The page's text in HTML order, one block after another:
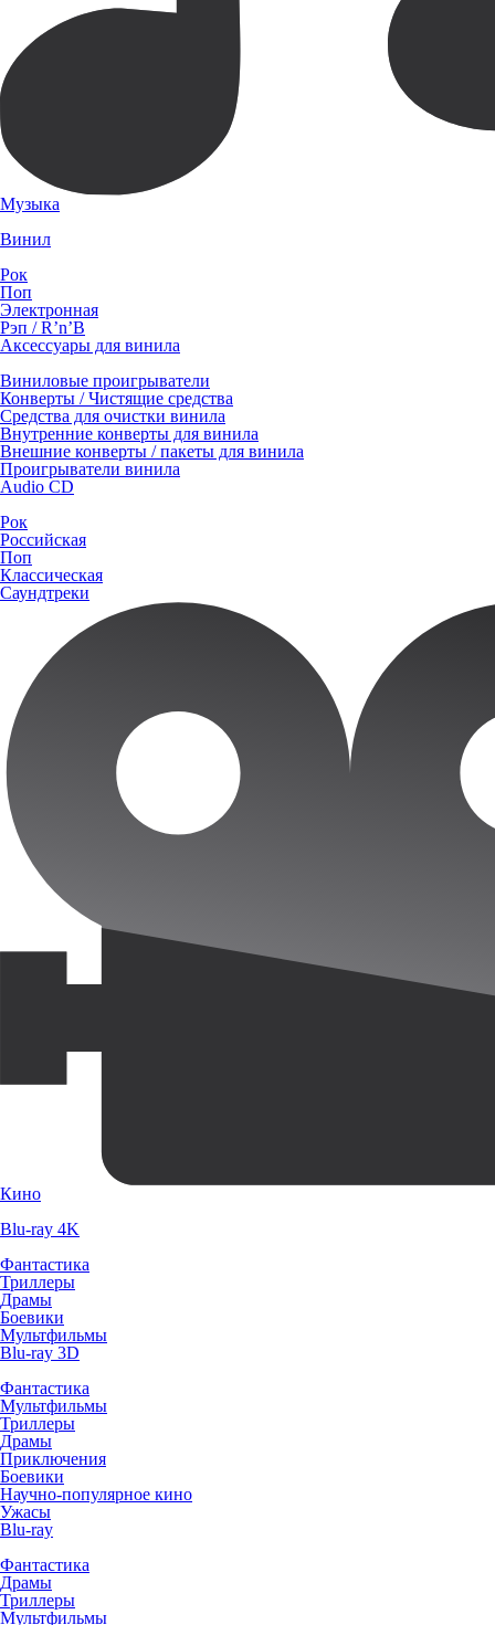
Музыка
Винил
Рок
Поп
Электронная
Рэп / R’n’B
Аксессуары для винила
Виниловые проигрыватели
Конверты / Чистящие средства
Средства для очистки винила
Внутренние конверты для винила
Внешние конверты / пакеты для винила
Проигрыватели винила
Audio CD
Рок
Российская
Поп
Классическая
Саундтреки
Кино
Blu-ray 4K
Фантастика
Триллеры
Драмы
Боевики
Мультфильмы
Blu-ray 3D
Фантастика
Мультфильмы
Триллеры
Драмы
Приключения
Боевики
Научно-популярное кино
Ужасы
Blu-ray
Фантастика
Драмы
Триллеры
Мультфильмы